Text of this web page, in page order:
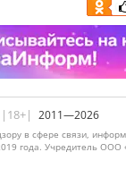
|18+| 2011—2026
в сфере связи,
года. Учредитель